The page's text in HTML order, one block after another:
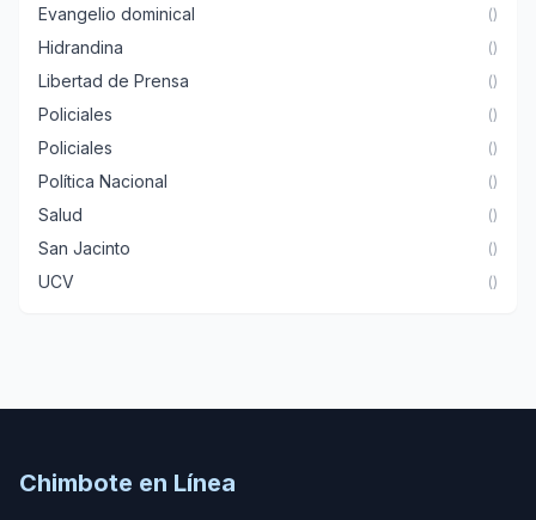
Evangelio dominical ()
Hidrandina ()
Libertad de Prensa ()
Policiales ()
Policiales ()
Política Nacional ()
Salud ()
San Jacinto ()
UCV ()
Chimbote en Línea